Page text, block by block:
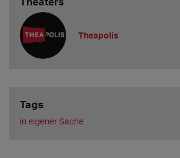
Theapolis
Tags
in eigener Sache